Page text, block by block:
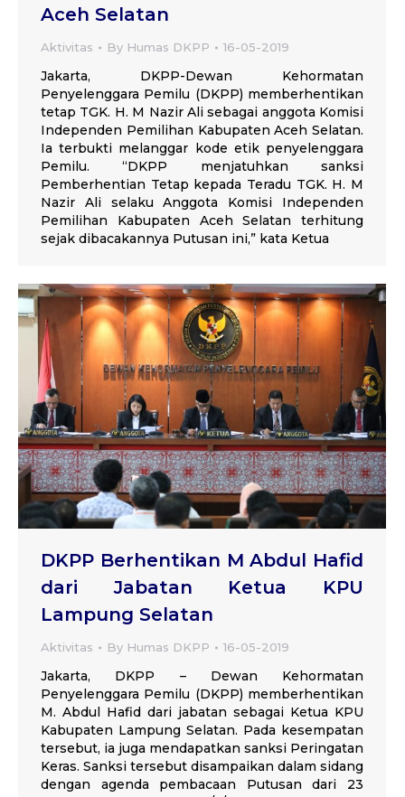
Aceh Selatan
Aktivitas By Humas DKPP 16-05-2019
Jakarta, DKPP-Dewan Kehormatan
Penyelenggara Pemilu (DKPP) memberhentikan
tetap TGK. H. M Nazir Ali sebagai anggota Komisi
Independen Pemilihan Kabupaten Aceh Selatan.
Ia terbukti melanggar kode etik penyelenggara
Pemilu. “DKPP menjatuhkan sanksi
Pemberhentian Tetap kepada Teradu TGK. H. M
Nazir Ali selaku Anggota Komisi Independen
Pemilihan Kabupaten Aceh Selatan terhitung
sejak dibacakannya Putusan ini,” kata Ketua
DKPP Berhentikan M Abdul Hafid
dari Jabatan Ketua KPU
Lampung Selatan
Aktivitas By Humas DKPP 16-05-2019
Jakarta, DKPP – Dewan Kehormatan
Penyelenggara Pemilu (DKPP) memberhentikan
M. Abdul Hafid dari jabatan sebagai Ketua KPU
Kabupaten Lampung Selatan. Pada kesempatan
tersebut, ia juga mendapatkan sanksi Peringatan
Keras. Sanksi tersebut disampaikan dalam sidang
dengan agenda pembacaan Putusan dari 23